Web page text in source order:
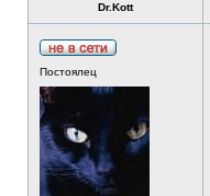
Dr.Kott
Постоялец